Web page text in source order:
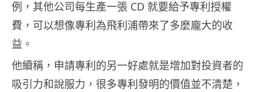
例，其他公司每生產一張 CD 就要給予專利授權
費，可以想像專利為飛利浦帶來了多麼龐大的收
益。
他續稱，申請專利的另一好處就是增加對投資者的
吸引力和說服力，很多專利發明的價值並不清楚，